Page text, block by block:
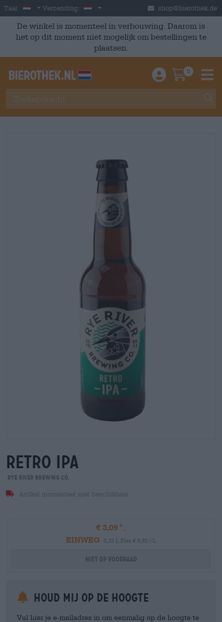
Skip to main content
Taal: Dutch
Verzending: Nederland shop@bierothek.de
De winkel is momenteel in verbouwing. Daarom is
het op dit moment niet mogelijk om bestellingen te
plaatsen.
Einloggen /
0
retro ipa
Rye River Brewing Co.
Artikel momenteel niet beschikbaar
€ 3,09
EINWEG
0,33 L Fles € 8,82 / L
Niet op voorraad
Houd mij op de hoogte
Vul hier je e-mailadres in om eenmalig op de hoogte te